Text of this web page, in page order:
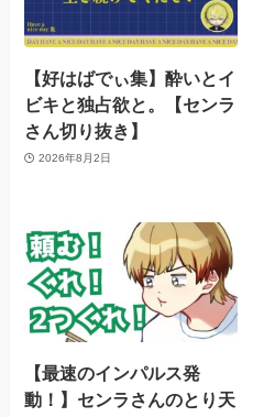
【好はばでぃ集】酔いとイ
ビキと独占欲と。【センラ
さん切り抜き】
2026年8月2日
【最速のインパルス発
動！】センラさんのとり天